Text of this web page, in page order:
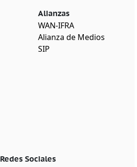
Alianzas
WAN-IFRA
Alianza de Medios
SIP
Redes Sociales